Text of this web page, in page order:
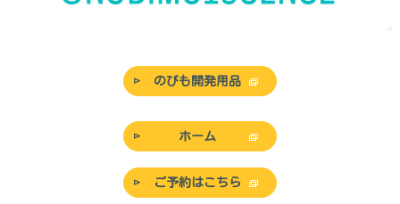
のびも開発用品
ホーム
ご予約はこちら